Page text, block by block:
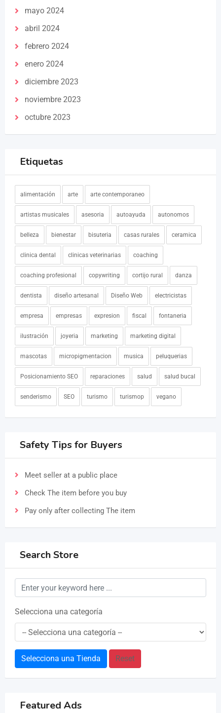
mayo 2024
abril 2024
febrero 2024
enero 2024
diciembre 2023
noviembre 2023
octubre 2023
Etiquetas
alimentación arte arte contemporaneo
artistas musicales asesoria autoayuda autonomos
belleza bienestar bisuteria casas rurales ceramica
clinica dental clinicas veterinarias coaching
coaching profesional copywriting cortijo rural danza
dentista diseño artesanal Diseño Web electricistas
empresa empresas expresion fiscal fontaneria
ilustración joyeria marketing marketing digital
mascotas micropigmentacion musica peluquerias
Posicionamiento SEO reparaciones salud salud bucal
senderismo SEO turismo turismop vegano
Safety Tips for Buyers
Meet seller at a public place
Check The item before you buy
Pay only after collecting The item
Search Store
Selecciona una categoría
Selecciona una Tienda Reset
Featured Ads